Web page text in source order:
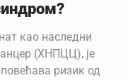
као наследни
(ХНПЦЦ), је
ризик од